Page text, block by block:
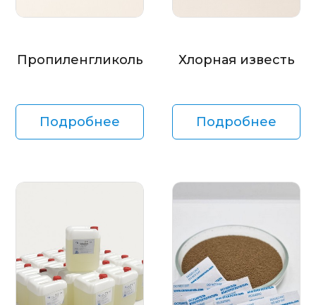
Пропиленгликоль
Подробнее
Хлорная известь
Подробнее